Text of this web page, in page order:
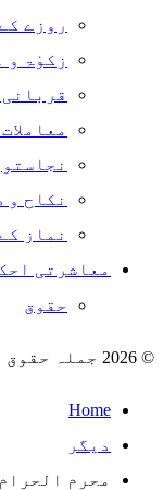
روزے
زکوٰۃ و
نکاح و
نماز
معاشرتی
حقوق
© 2026 جملہ حقوق محفوظ ہیں
Home
دیگر
محرم